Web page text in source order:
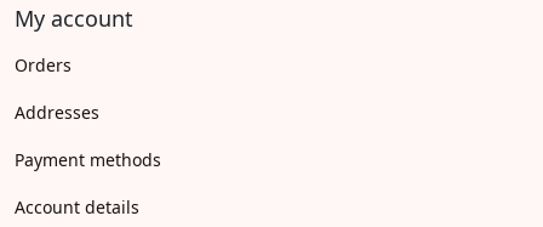
My account
Orders
Addresses
Payment methods
Account details